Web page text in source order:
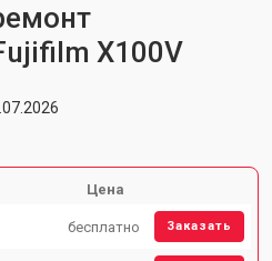
X100V
Цена
бесплатно Заказать